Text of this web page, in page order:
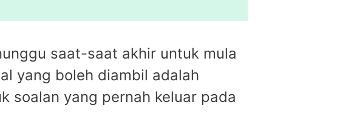
saat-saat akhir untuk mula
yang boleh diambil adalah
soalan yang pernah keluar pada